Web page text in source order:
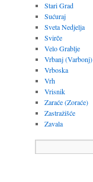
Stari Grad
Sućuraj
Sveta Nedjelja
Svirče
Velo Grablje
Vrbanj (Varbonj)
Vrboska
Vrh
Vrisnik
Zaraće (Zoraće)
Zastražišće
Zavala